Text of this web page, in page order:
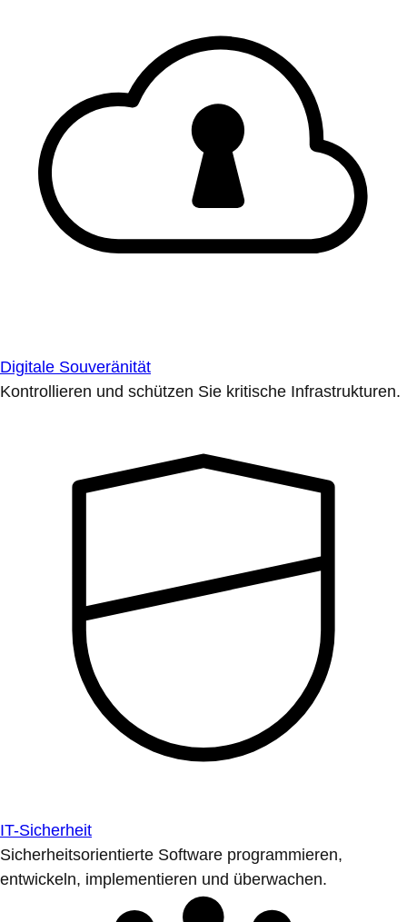
Digitale Souveränität
Kontrollieren und schützen Sie kritische Infrastrukturen.
IT-Sicherheit
Sicherheitsorientierte Software programmieren,
entwickeln, implementieren und überwachen.